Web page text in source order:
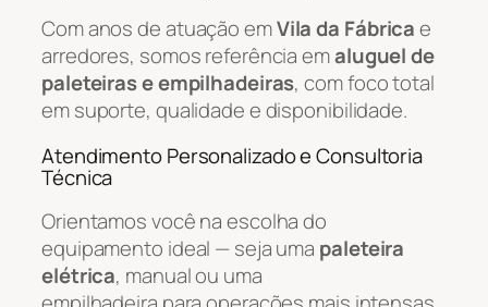
Com anos de atuação emVila da Fábricae
arredores, somos referência emaluguel de
paleteiras e empilhadeiras, com foco total
em suporte, qualidade e disponibilidade.
Atendimento Personalizado e Consultoria
Técnica
Orientamos você na escolha do
equipamento ideal — seja uma paleteira
elétrica, manual ou uma